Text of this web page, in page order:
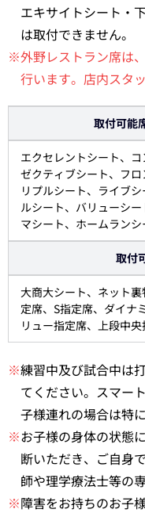
エキサイトシート・
は取付できません。
※外野レストラン席は
行います。店内スタ
取付可能
エクセレントシート、
ゼクティブシート、フ
リプルシート、ライブ
ルシート、バリューシ
マシート、ホームラン
取付
大商大シート、ネット
定席、S指定席、ダイナ
リュー指定席、上段中
※練習中及び試合中は
てください。スマー
子様連れの場合は特
※お子様の身体の状態
断いただき、ご自身
師や理学療法士等の
※障害をお持ちのお子